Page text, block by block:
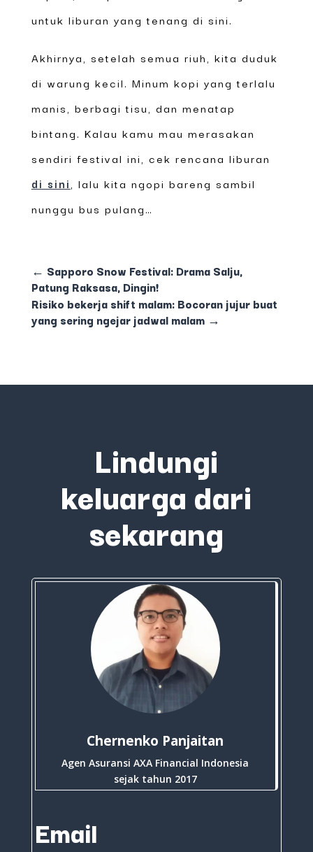
untuk liburan yang tenang di sini.
Akhirnya, setelah semua riuh, kita duduk
di warung kecil. Minum kopi yang terlalu
manis, berbagi tisu, dan menatap
bintang. Kalau kamu mau merasakan
sendiri festival ini, cek rencana liburan
di sini , lalu kita ngopi bareng sambil
nunggu bus pulang…
← Sapporo Snow Festival: Drama Salju,
Patung Raksasa, Dingin!
Risiko bekerja shift malam: Bocoran jujur buat
yang sering ngejar jadwal malam→
Lindungi
keluarga dari
sekarang
Chernenko Panjaitan
Agen Asuransi AXA Financial Indonesia
sejak tahun 2017
Email